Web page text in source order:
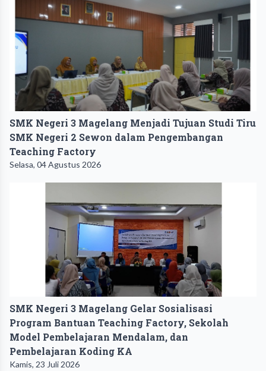
SMK Negeri 3 Magelang Menjadi Tujuan Studi Tiru
SMK Negeri 2 Sewon dalam Pengembangan
Teaching Factory
Selasa, 04 Agustus 2026
SMK Negeri 3 Magelang Gelar Sosialisasi
Program Bantuan Teaching Factory, Sekolah
Model Pembelajaran Mendalam, dan
Pembelajaran Koding KA
Kamis, 23 Juli 2026